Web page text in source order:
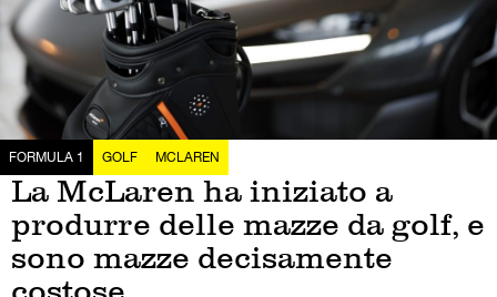
FORMULA 1 GOLF MCLAREN
La McLaren ha iniziato a
produrre delle mazze da golf, e
sono mazze decisamente